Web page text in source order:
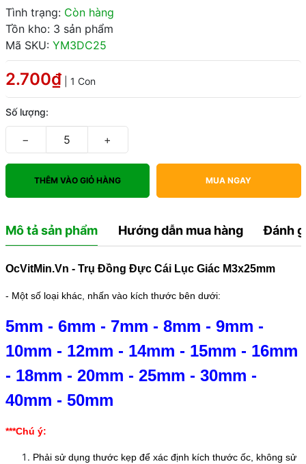
Tình trạng: Còn hàng
Tồn kho: 3 sản phẩm
Mã SKU: YM3DC25
2.700₫ | 1 Con
Số lượng:
− +
THÊM VÀO GIỎ HÀNG MUA NGAY
Mô tả sản phẩm Hướng dẫn mua hàng Đánh
OcVitMin.Vn - Trụ Đồng Đực Cái Lục Giác M3x25mm
- Một số loại khác, nhấn vào kích thước bên dưới:
5mm - 6mm - 7mm - 8mm - 9mm -
10mm - 12mm - 14mm - 15mm - 16mm
- 18mm - 20mm - 25mm - 30mm -
40mm - 50mm
***Chú ý:
Phải sử dụng thước kẹp để xác định kích thước ốc, không sử